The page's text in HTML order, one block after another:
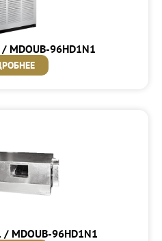
MDOUB-96HD1N1
/ MDOUB-96HD1N1